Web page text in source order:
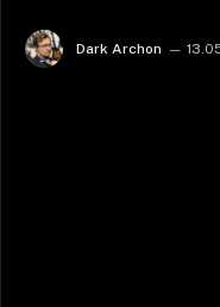
Dark Archon